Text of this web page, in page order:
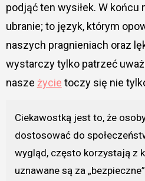
podjąć ten wysiłek. W końcu
ubranie; to język, którym
naszych pragnieniach oraz
wystarczy tylko patrzeć
nasze życie toczy się nie
Ciekawostką jest to, że
dostosować do
wygląd, często korzystają z
uznawane są za